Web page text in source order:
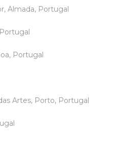
Almada, Portugal
Portugal
Artes, Porto, Portugal